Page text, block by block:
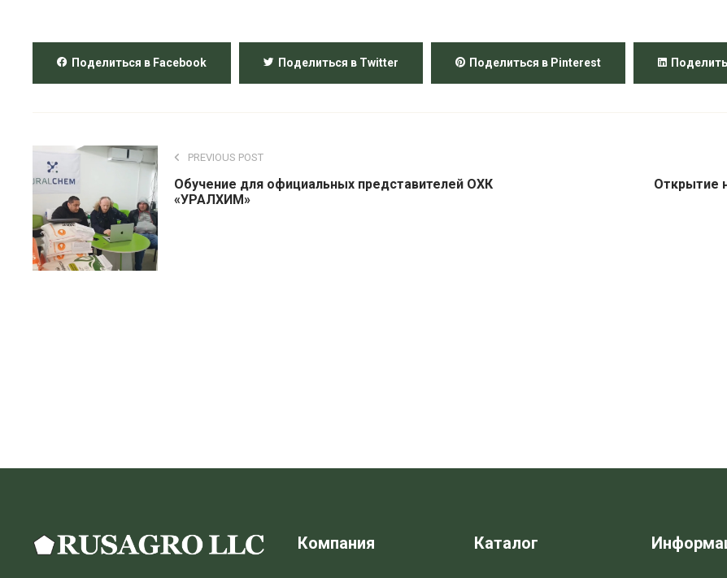
Поделиться в Facebook Поделиться в Twitter Поделиться в Pinterest
PREVIOUS POST
Обучение для официальных представителей ОХК
«УРАЛХИМ»
Открытие
Компания Каталог